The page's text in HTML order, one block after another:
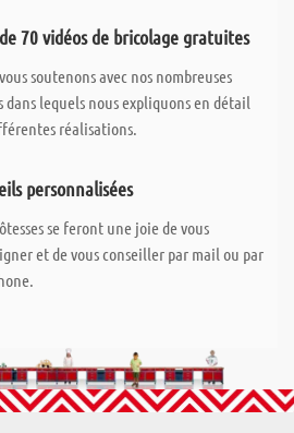
70 vidéos de bricolage gratuites
soutenons avec nos nombreuses
dans lequels nous expliquons en détail
réalisations.
personnalisées
se feront une joie de vous
et de vous conseiller par mail ou par